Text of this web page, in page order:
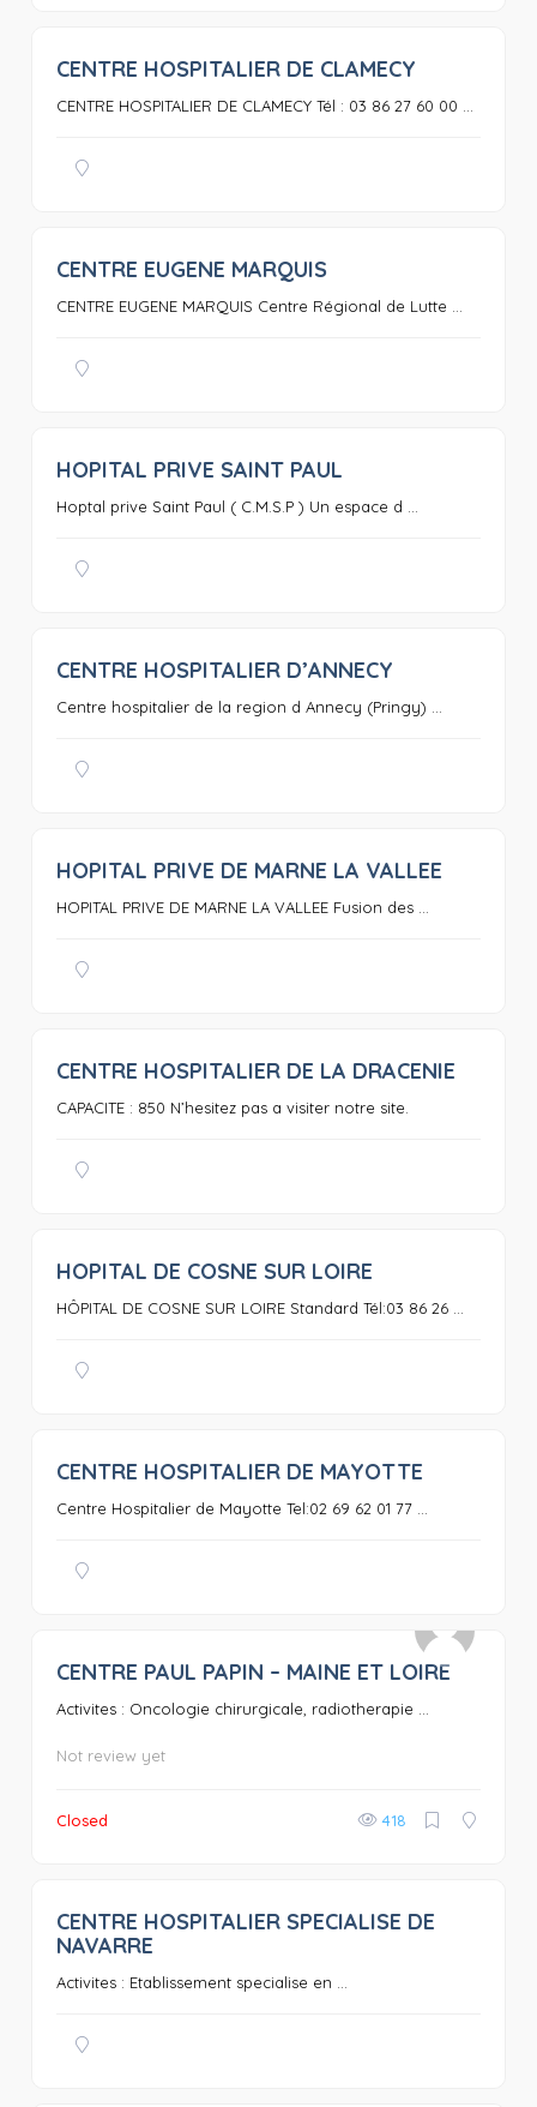
CENTRE HOSPITALIER DE CLAMECY
CENTRE HOSPITALIER DE CLAMECY Tél : 03 86 27 60 00 ...
CENTRE EUGENE MARQUIS
CENTRE EUGENE MARQUIS Centre Régional de Lutte ...
HOPITAL PRIVE SAINT PAUL
Hoptal prive Saint Paul ( C.M.S.P ) Un espace d ...
CENTRE HOSPITALIER D’ANNECY
Centre hospitalier de la region d Annecy (Pringy) ...
0
HOPITAL PRIVE DE MARNE LA VALLEE
HOPITAL PRIVE DE MARNE LA VALLEE Fusion des ...
0
CENTRE HOSPITALIER DE LA DRACENIE
CAPACITE : 850 N’hesitez pas a visiter notre site.
HOPITAL DE COSNE SUR LOIRE
HÔPITAL DE COSNE SUR LOIRE Standard Tél:03 86 26 ...
CENTRE HOSPITALIER DE MAYOTTE
Centre Hospitalier de Mayotte Tel:02 69 62 01 77 ...
0
CENTRE PAUL PAPIN – MAINE ET LOIRE
Activites : Oncologie chirurgicale, radiotherapie ...
Not review yet
Closed 418
0
CENTRE HOSPITALIER SPECIALISE DE
NAVARRE
Activites : Etablissement specialise en ...